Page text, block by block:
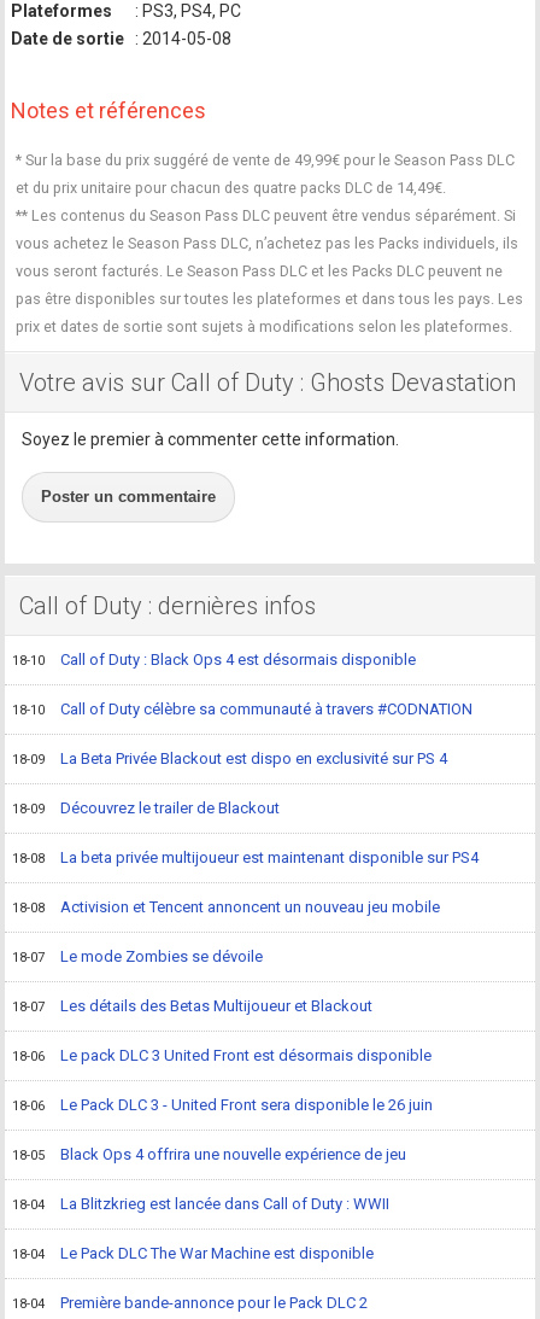
Plateformes
: PS3, PS4, PC
Date de sortie
: 2014-05-08
Notes et références
* Sur la base du prix suggéré de vente de 49,99€ pour le Season Pass DLC
et du prix unitaire pour chacun des quatre packs DLC de 14,49€.
** Les contenus du Season Pass DLC peuvent être vendus séparément. Si
vous achetez le Season Pass DLC, n’achetez pas les Packs individuels, ils
vous seront facturés. Le Season Pass DLC et les Packs DLC peuvent ne
pas être disponibles sur toutes les plateformes et dans tous les pays. Les
prix et dates de sortie sont sujets à modifications selon les plateformes.
Votre avis sur Call of Duty : Ghosts Devastation
Soyez le premier à commenter cette information.
Poster un commentaire
Call of Duty : dernières infos
18-10 Call of Duty : Black Ops 4 est désormais disponible
18-10 Call of Duty célèbre sa communauté à travers #CODNATION
18-09 La Beta Privée Blackout est dispo en exclusivité sur PS 4
18-09 Découvrez le trailer de Blackout
18-08 La beta privée multijoueur est maintenant disponible sur PS4
18-08 Activision et Tencent annoncent un nouveau jeu mobile
18-07 Le mode Zombies se dévoile
18-07 Les détails des Betas Multijoueur et Blackout
18-06 Le pack DLC 3 United Front est désormais disponible
18-06 Le Pack DLC 3 - United Front sera disponible le 26 juin
18-05 Black Ops 4 offrira une nouvelle expérience de jeu
18-04 La Blitzkrieg est lancée dans Call of Duty : WWII
18-04 Le Pack DLC The War Machine est disponible
18-04 Première bande-annonce pour le Pack DLC 2